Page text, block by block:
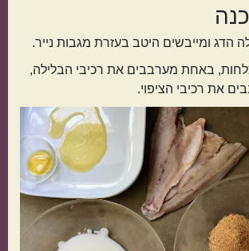
הדג ומייבשים היטב בעזרת מגבות נייר.
באחת מערבבים את רכיבי הבלילה,
את רכיבי הציפוי.